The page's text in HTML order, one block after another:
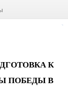
К
ПОБЕДЫ В